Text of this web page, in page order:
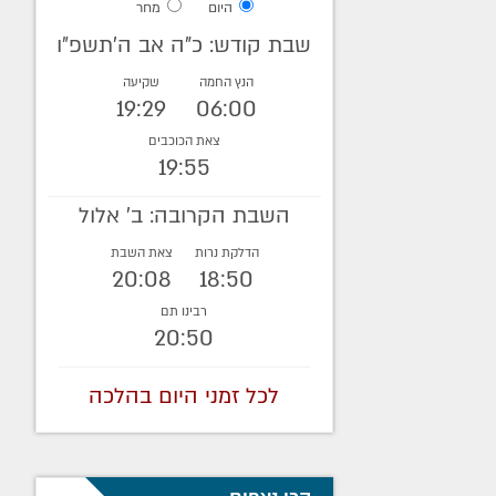
היום מחר
שבת קודש: כ"ה אב ה׳תשפ״ו
הנץ החמה
06:00
שקיעה
19:29
צאת הכוכבים
19:55
השבת הקרובה: ב' אלול
הדלקת נרות
18:50
צאת השבת
20:08
רבינו תם
20:50
לכל זמני היום בהלכה